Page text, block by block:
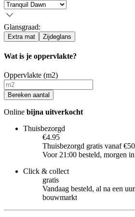
Glansgraad:
Extra mat Zijdeglans
Wat is je oppervlakte?
Oppervlakte (m2)
Bereken aantal
Online bijna uitverkocht
Thuisbezorgd
€4.95
Thuisbezorgd gratis vanaf €50
Voor 21:00 besteld, morgen
Click & collect
gratis
Vandaag besteld, al na een
bouwmarkt